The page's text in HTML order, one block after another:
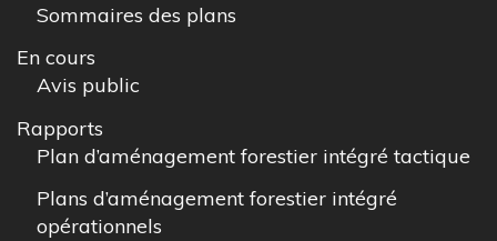
Sommaires des plans
En cours
Avis public
Rapports
Plan d’aménagement forestier intégré tactique
Plans d’aménagement forestier intégré
opérationnels